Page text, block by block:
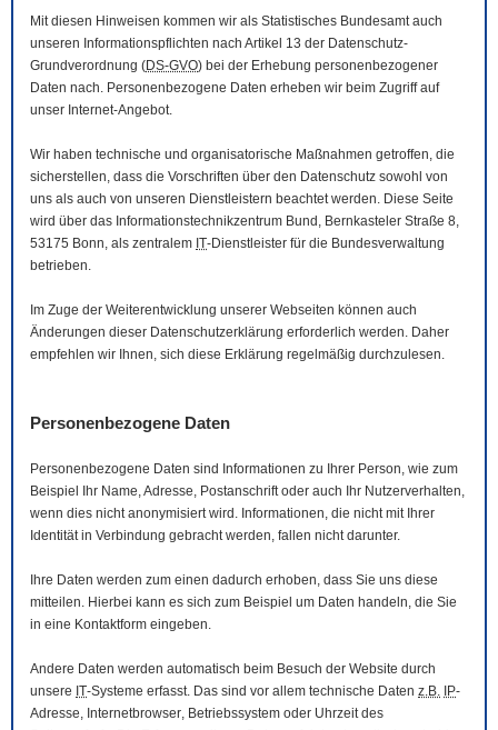
Mit diesen Hinweisen kommen wir als Statistisches Bundesamt auch
unseren Informationspflichten nach Artikel 13 der Datenschutz-
Grundverordnung (DS-GVO) bei der Erhebung personenbezogener
Daten nach. Personenbezogene Daten erheben wir beim Zugriff auf
unser Internet-Angebot.
Wir haben technische und organisatorische Maßnahmen getroffen, die
sicherstellen, dass die Vorschriften über den Datenschutz sowohl von
uns als auch von unseren Dienstleistern beachtet werden. Diese Seite
wird über das Informationstechnikzentrum Bund, Bernkasteler Straße 8,
53175 Bonn, als zentralem IT-Dienstleister für die Bundesverwaltung
betrieben.
Im Zuge der Weiterentwicklung unserer Webseiten können auch
Änderungen dieser Datenschutzerklärung erforderlich werden. Daher
empfehlen wir Ihnen, sich diese Erklärung regelmäßig durchzulesen.
Personenbezogene Daten
Personenbezogene Daten sind Informationen zu Ihrer Person, wie zum
Beispiel Ihr Name, Adresse, Postanschrift oder auch Ihr Nutzerverhalten,
wenn dies nicht anonymisiert wird. Informationen, die nicht mit Ihrer
Identität in Verbindung gebracht werden, fallen nicht darunter.
Ihre Daten werden zum einen dadurch erhoben, dass Sie uns diese
mitteilen. Hierbei kann es sich zum Beispiel um Daten handeln, die Sie
in eine Kontaktform eingeben.
Andere Daten werden automatisch beim Besuch der Website durch
unsere IT-Systeme erfasst. Das sind vor allem technische Daten z.B. IP-
Adresse, Internetbrowser, Betriebssystem oder Uhrzeit des